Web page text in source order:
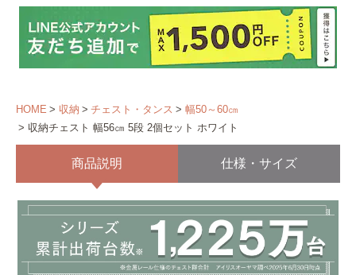
HOME 収納 チェスト・タンス
幅50～60㎝
収納チェスト 幅56㎝ 5段 2個セット ホワイト
商品説明 仕様・サイズ